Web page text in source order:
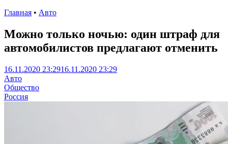
Главная • Авто
Можно только ночью: один штраф для
автомобилистов предлагают отменить
16.11.2020 23:2916.11.2020 23:29
Авто
Общество
Россия